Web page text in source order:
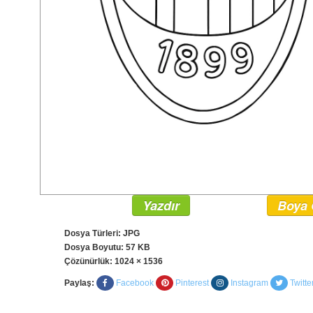
Yazdır Boya
Dosya Türleri: JPG
Dosya Boyutu: 57 KB
Çözünürlük: 1024 × 1536
Paylaş: Facebook Pinterest Instagram